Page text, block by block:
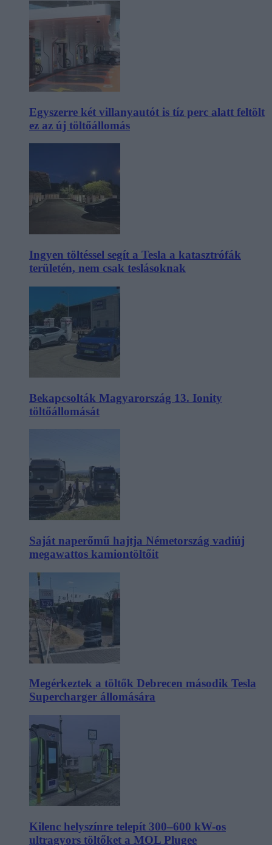
Egyszerre két villanyautót is tíz perc alatt feltölt
ez az új töltőállomás
Ingyen töltéssel segít a Tesla a katasztrófák
területén, nem csak teslásoknak
Bekapcsolták Magyarország 13. Ionity
töltőállomását
Saját naperőmű hajtja Németország vadiúj
megawattos kamiontöltőit
Megérkeztek a töltők Debrecen második Tesla
Supercharger állomására
Kilenc helyszínre telepít 300–600 kW-os
ultragyors töltőket a MOL Plugee